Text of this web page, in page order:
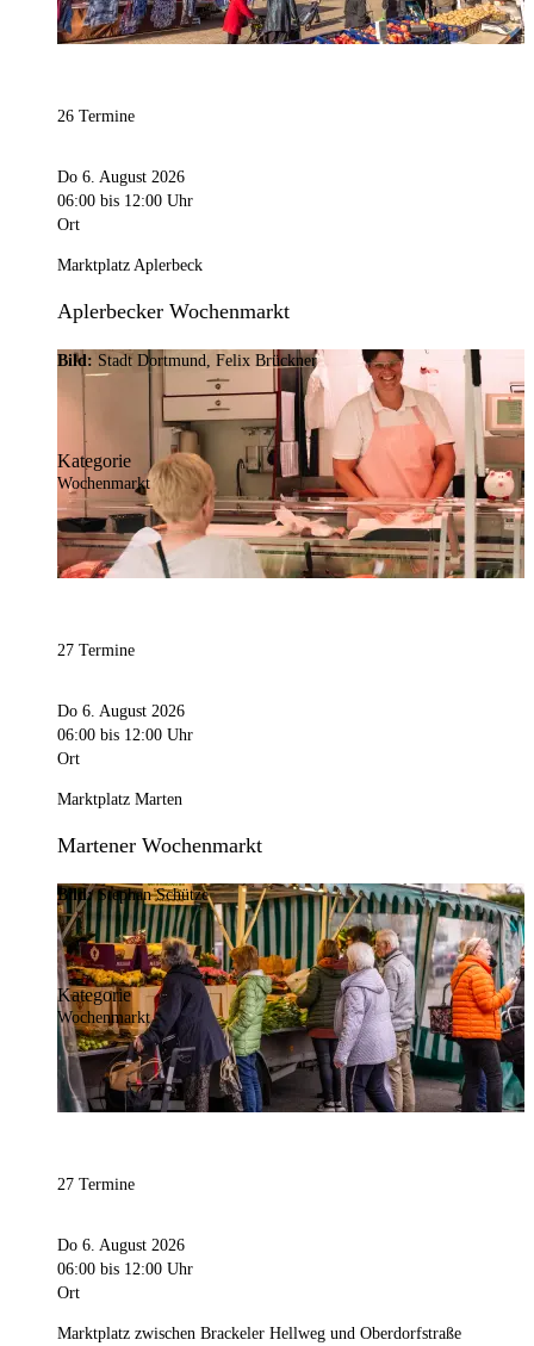
26 Termine
Do 6. August 2026
06:00 bis 12:00 Uhr
Ort
Marktplatz Aplerbeck
Aplerbecker Wochenmarkt
Bild: Stadt Dortmund, Felix Brückner
Kategorie
Wochenmarkt
27 Termine
Do 6. August 2026
06:00 bis 12:00 Uhr
Ort
Marktplatz Marten
Martener Wochenmarkt
Bild:Stephan Schütze
Kategorie
Wochenmarkt
27 Termine
Do 6. August 2026
06:00 bis 12:00 Uhr
Ort
Marktplatz zwischen Brackeler Hellweg und Oberdorfstraße